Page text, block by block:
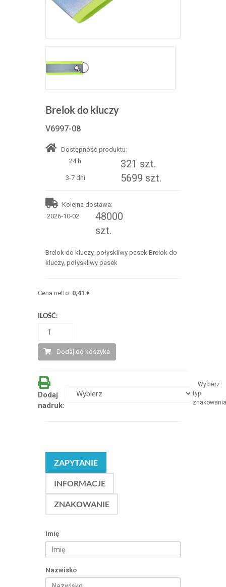
Brelok do kluczy
V6997-08
Dostępność produktu:
24 h
321 szt.
3-7 dni 5699 szt.
Kolejna dostawa:
2026-10-02
48000
szt.
Brelok do kluczy, połyskliwy pasek Brelok do
kluczy, połyskliwy pasek
Cena netto: 0,41 €
ILOŚĆ:
Dodaj do koszyka
Dodaj
nadruk:
Wybierz
typ
znakowania
ZAPYTANIE
INFORMACJE
ZNAKOWANIE
Imię
Nazwisko